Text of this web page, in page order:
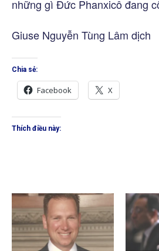
những gì Đức Phanxicô đang
Giuse Nguyễn Tùng Lâm dịch
Chia sẻ:
Facebook X
Thích điều này: